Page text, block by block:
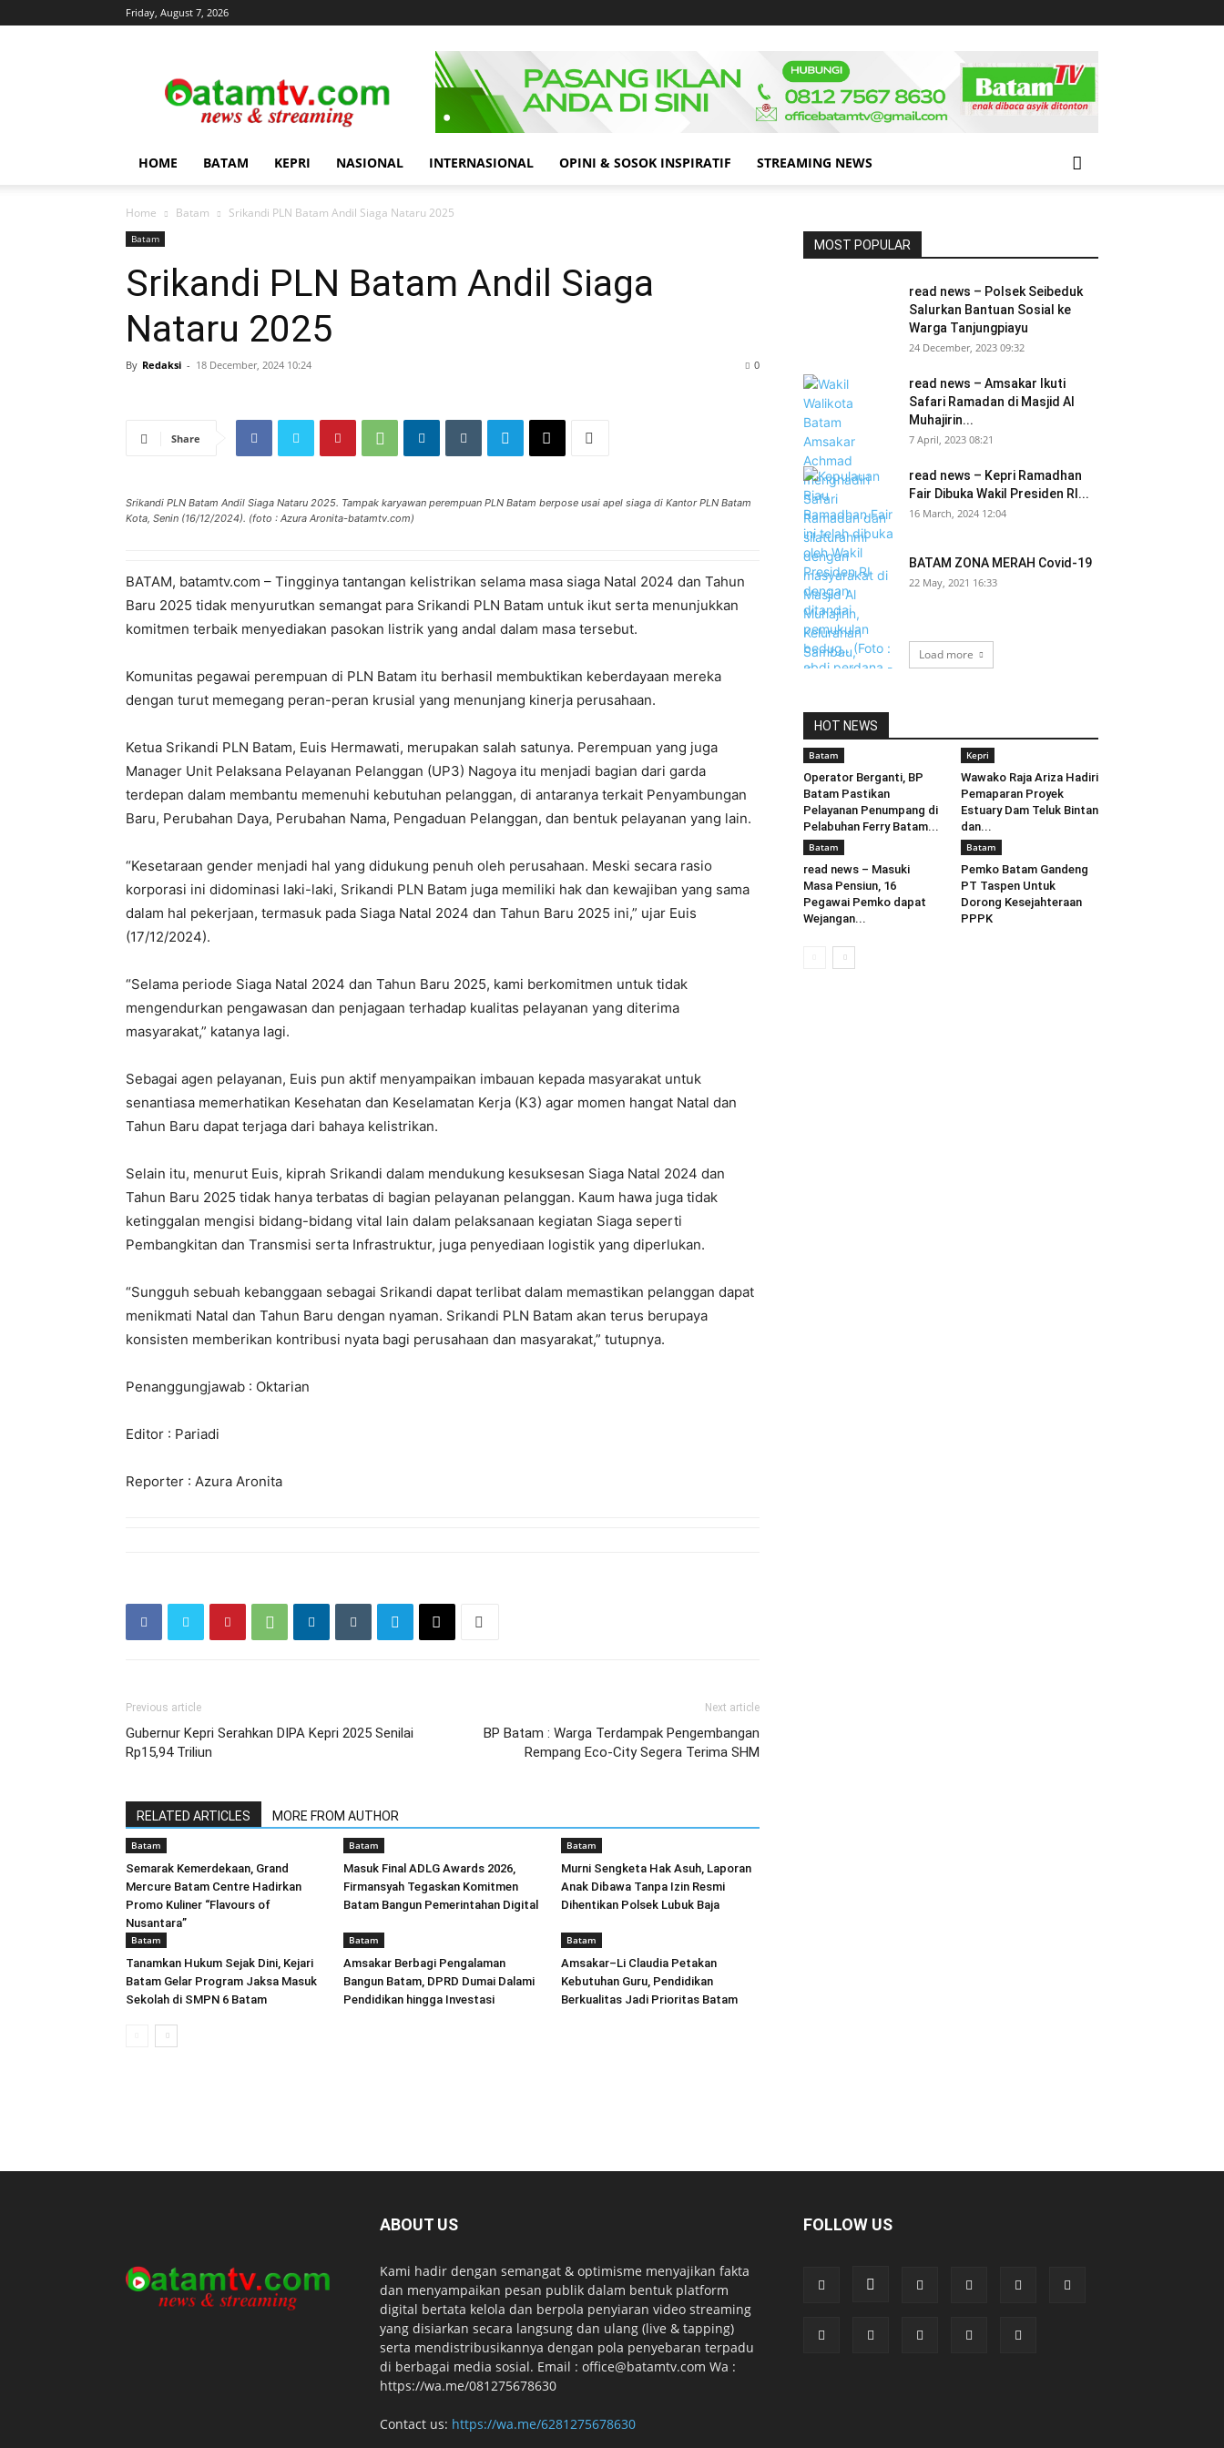
Friday, August 7, 2026
&
streaming
HOME BATAM KEPRI NASIONAL INTERNASIONAL OPINI & SOSOK INSPIRATIF STREAMING NEWS
Home Batam Srikandi PLN Batam Andil Siaga Nataru 2025
Batam
Srikandi PLN Batam Andil Siaga
Nataru 2025
By Redaksi - 18 December, 2024 10:24 0
Share
Srikandi PLN Batam Andil Siaga Nataru 2025. Tampak karyawan perempuan PLN Batam berpose usai apel siaga di Kantor PLN Batam
Kota, Senin (16/12/2024). (foto : Azura Aronita-batamtv.com)
BATAM, batamtv.com – Tingginya tantangan kelistrikan selama masa siaga Natal 2024 dan Tahun
Baru 2025 tidak menyurutkan semangat para Srikandi PLN Batam untuk ikut serta menunjukkan
komitmen terbaik menyediakan pasokan listrik yang andal dalam masa tersebut.
Komunitas pegawai perempuan di PLN Batam itu berhasil membuktikan keberdayaan mereka
dengan turut memegang peran-peran krusial yang menunjang kinerja perusahaan.
Ketua Srikandi PLN Batam, Euis Hermawati, merupakan salah satunya. Perempuan yang juga
Manager Unit Pelaksana Pelayanan Pelanggan (UP3) Nagoya itu menjadi bagian dari garda
terdepan dalam membantu memenuhi kebutuhan pelanggan, di antaranya terkait Penyambungan
Baru, Perubahan Daya, Perubahan Nama, Pengaduan Pelanggan, dan bentuk pelayanan yang lain.
“Kesetaraan gender menjadi hal yang didukung penuh oleh perusahaan. Meski secara rasio
korporasi ini didominasi laki-laki, Srikandi PLN Batam juga memiliki hak dan kewajiban yang sama
dalam hal pekerjaan, termasuk pada Siaga Natal 2024 dan Tahun Baru 2025 ini,” ujar Euis
(17/12/2024).
“Selama periode Siaga Natal 2024 dan Tahun Baru 2025, kami berkomitmen untuk tidak
mengendurkan pengawasan dan penjagaan terhadap kualitas pelayanan yang diterima
masyarakat,” katanya lagi.
Sebagai agen pelayanan, Euis pun aktif menyampaikan imbauan kepada masyarakat untuk
senantiasa memerhatikan Kesehatan dan Keselamatan Kerja (K3) agar momen hangat Natal dan
Tahun Baru dapat terjaga dari bahaya kelistrikan.
Selain itu, menurut Euis, kiprah Srikandi dalam mendukung kesuksesan Siaga Natal 2024 dan
Tahun Baru 2025 tidak hanya terbatas di bagian pelayanan pelanggan. Kaum hawa juga tidak
ketinggalan mengisi bidang-bidang vital lain dalam pelaksanaan kegiatan Siaga seperti
Pembangkitan dan Transmisi serta Infrastruktur, juga penyediaan logistik yang diperlukan.
“Sungguh sebuah kebanggaan sebagai Srikandi dapat terlibat dalam memastikan pelanggan dapat
menikmati Natal dan Tahun Baru dengan nyaman. Srikandi PLN Batam akan terus berupaya
konsisten memberikan kontribusi nyata bagi perusahaan dan masyarakat,” tutupnya.
Penanggungjawab : Oktarian
Editor : Pariadi
Reporter : Azura Aronita
Previous article
Gubernur Kepri Serahkan DIPA Kepri 2025 Senilai
Rp15,94 Triliun
Next article
BP Batam : Warga Terdampak Pengembangan
Rempang Eco-City Segera Terima SHM
RELATED ARTICLES MORE FROM AUTHOR
Batam
Semarak Kemerdekaan, Grand
Mercure Batam Centre Hadirkan
Promo Kuliner “Flavours of
Nusantara”
Batam
Masuk Final ADLG Awards 2026,
Firmansyah Tegaskan Komitmen
Batam Bangun Pemerintahan Digital
Batam
Murni Sengketa Hak Asuh, Laporan
Anak Dibawa Tanpa Izin Resmi
Dihentikan Polsek Lubuk Baja
Batam
Tanamkan Hukum Sejak Dini, Kejari
Batam Gelar Program Jaksa Masuk
Sekolah di SMPN 6 Batam
Batam
Amsakar Berbagi Pengalaman
Bangun Batam, DPRD Dumai Dalami
Pendidikan hingga Investasi
Batam
Amsakar–Li Claudia Petakan
Kebutuhan Guru, Pendidikan
Berkualitas Jadi Prioritas Batam
MOST POPULAR
read news – Polsek Seibeduk
Salurkan Bantuan Sosial ke
Warga Tanjungpiayu
24 December, 2023 09:32
read news – Amsakar Ikuti
Safari Ramadan di Masjid Al
Muhajirin...
7 April, 2023 08:21
read news – Kepri Ramadhan
Fair Dibuka Wakil Presiden RI...
16 March, 2024 12:04
BATAM ZONA MERAH Covid-19
22 May, 2021 16:33
Load more
HOT NEWS
Batam
Operator Berganti, BP
Batam Pastikan
Pelayanan Penumpang di
Pelabuhan Ferry Batam...
Kepri
Wawako Raja Ariza Hadiri
Pemaparan Proyek
Estuary Dam Teluk Bintan
dan...
Batam
read news – Masuki
Masa Pensiun, 16
Pegawai Pemko dapat
Wejangan...
Batam
Pemko Batam Gandeng
PT Taspen Untuk
Dorong Kesejahteraan
PPPK
ABOUT US
Kami hadir dengan semangat & optimisme menyajikan fakta
dan menyampaikan pesan publik dalam bentuk platform
digital bertata kelola dan berpola penyiaran video streaming
yang disiarkan secara langsung dan ulang (live & tapping)
serta mendistribusikannya dengan pola penyebaran terpadu
di berbagai media sosial. Email : office@batamtv.com Wa :
https://wa.me/081275678630
Contact us: https://wa.me/6281275678630
FOLLOW US